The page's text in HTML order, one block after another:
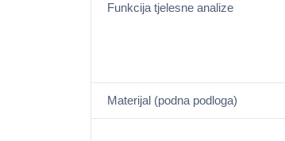
Funkcija tjelesne analize
Materijal (podna podloga)